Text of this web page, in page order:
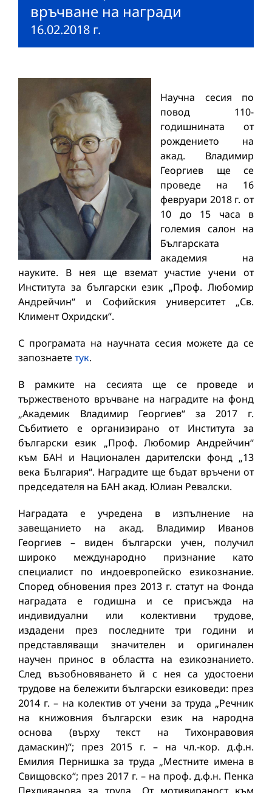
връчване на награди
16.02.2018 г.
Научна сесия по
повод 110-
годишнината от
рождението на
акад. Владимир
Георгиев ще се
проведе на 16
февруари 2018 г. от
10 до 15 часа в
големия салон на
Българската
академия на
науките. В нея ще вземат участие учени от
Института за български език „Проф. Любомир
Андрейчин“ и Софийския университет „Св.
Климент Охридски“.
С програмата на научната сесия можете да се
запознаете тук.
В рамките на сесията ще се проведе и
тържественото връчване на наградите на фонд
„Академик Владимир Георгиев“ за 2017 г.
Събитието е организирано от Института за
български език „Проф. Любомир Андрейчин“
към БАН и Национален дарителски фонд „13
века България“. Наградите ще бъдат връчени от
председателя на БАН акад. Юлиан Ревалски.
Наградата е учредена в изпълнение на
завещанието на акад. Владимир Иванов
Георгиев – виден български учен, получил
широко международно признание като
специалист по индоевропейско езикознание.
Според обновения през 2013 г. статут на Фонда
наградата е годишна и се присъжда на
индивидуални или колективни трудове,
издадени през последните три години и
представляващи значителен и оригинален
научен принос в областта на езикознанието.
След възобновяването й с нея са удостоени
трудове на бележити български езиковеди: през
2014 г. – на колектив от учени за труда „Речник
на книжовния български език на народна
основа (върху текст на Тихонравовия
дамаскин)“; през 2015 г. – на чл.-кор. д.ф.н.
Емилия Пернишка за труда „Местните имена в
Свищовско“; през 2017 г. – на проф. д.ф.н. Пенка